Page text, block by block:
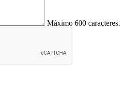
Máximo 600 caracteres.